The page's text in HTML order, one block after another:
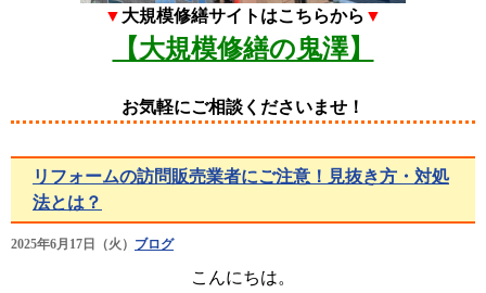
▼ 大規模修繕サイトはこちらから ▼
【大規模修繕の鬼澤】
お気軽にご相談くださいませ！
リフォームの訪問販売業者にご注意！見抜き方・対処
法とは？
2025年6月17日（火） ブログ
こんにちは。